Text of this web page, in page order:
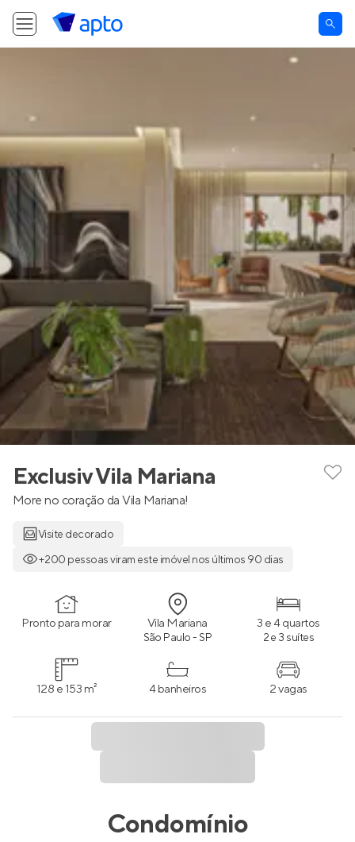
Exclusiv Vila Mariana
More no coração da Vila Mariana!
+200 pessoas viram este imóvel nos últimos 90 dias
Visite decorado
Pronto para morar Vila Mariana
São Paulo - SP
3 e 4 quartos
2 e 3 suítes
128 e 153 m² 4 banheiros 2 vagas
Condomínio